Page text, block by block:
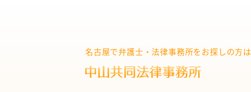
名古屋で弁護士・法律事務所をお探しの方は